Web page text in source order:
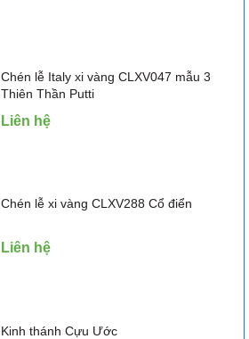
Chén lễ Italy xi vàng CLXV047 mẫu 3
Thiên Thần Putti
Liên hệ
Chén lễ xi vàng CLXV288 Cổ điển
Liên hệ
Kinh thánh Cựu Ước